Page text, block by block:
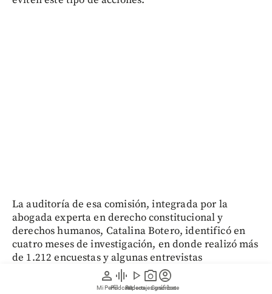
person
Mi Perfil
graphic_eq
Pódcast
play_arrow
Videos
photo_camera
Reportajes gráficos
account_circle
Suscríbete
La auditoría de esa comisión, integrada por la
abogada experta en derecho constitucional y
derechos humanos, Catalina Botero, identificó en
cuatro meses de investigación, en donde realizó más
de 1.212 encuestas y algunas entrevistas
confidenciales, además de análisis a documentos,
el desconocimiento de protocolos,